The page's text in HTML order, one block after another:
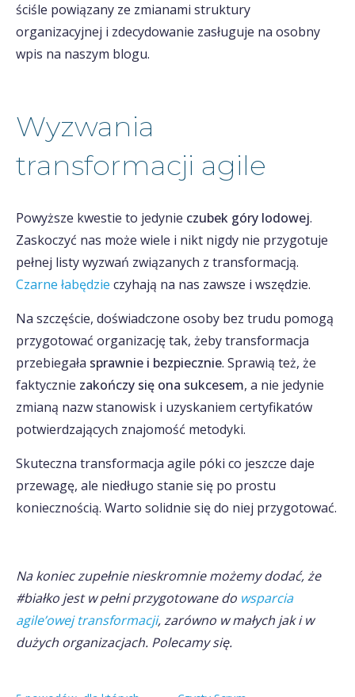
ściśle powiązany ze zmianami struktury
organizacyjnej i zdecydowanie zasługuje na osobny
wpis na naszym blogu.
Wyzwania
transformacji agile
Powyższe kwestie to jedynie czubek góry lodowej.
Zaskoczyć nas może wiele i nikt nigdy nie przygotuje
pełnej listy wyzwań związanych z transformacją.
Czarne łabędzie czyhają na nas zawsze i wszędzie.
Na szczęście, doświadczone osoby bez trudu pomogą
przygotować organizację tak, żeby transformacja
przebiegała sprawnie i bezpiecznie. Sprawią też, że
faktycznie zakończy się ona sukcesem, a nie jedynie
zmianą nazw stanowisk i uzyskaniem certyfikatów
potwierdzających znajomość metodyki.
Skuteczna transformacja agile póki co jeszcze daje
przewagę, ale niedługo stanie się po prostu
koniecznością. Warto solidnie się do niej przygotować.
Na koniec zupełnie nieskromnie możemy dodać, że
#białko jest w pełni przygotowane do wsparcia
agile’owej transformacji, zarówno w małych jak i w
dużych organizacjach. Polecamy się.